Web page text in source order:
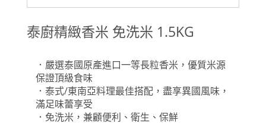
泰廚精緻香米 免洗米 1.5KG
．嚴選泰國原產進口一等長粒香米，優質米源
保證頂級食味
．泰式/東南亞料理最佳搭配，盡享異國風味，
滿足味蕾享受
．免洗米，兼顧便利、衛生、保鮮